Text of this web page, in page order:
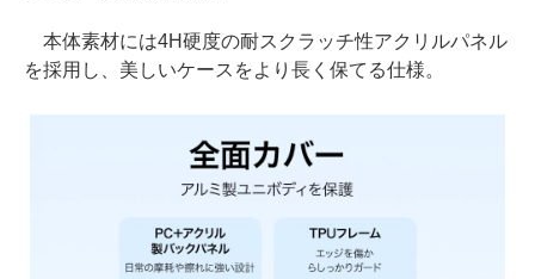
本体素材には4H硬度の耐スクラッチ性アクリルパネル
を採用し、美しいケースをより長く保てる仕様。